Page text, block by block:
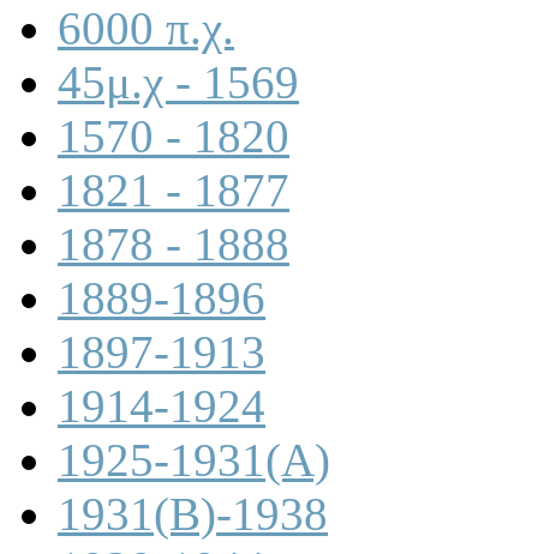
6000 π.χ.
45μ.χ - 1569
1570 - 1820
1821 - 1877
1878 - 1888
1889-1896
1897-1913
1914-1924
1925-1931(A)
1931(B)-1938